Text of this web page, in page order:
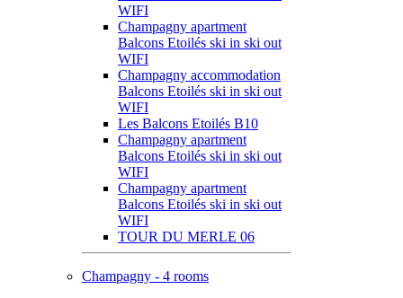
WIFI
Champagny apartment
Balcons Etoilés ski in ski out
WIFI
Champagny accommodation
Balcons Etoilés ski in ski out
WIFI
Les Balcons Etoilés B10
Champagny apartment
Balcons Etoilés ski in ski out
WIFI
Champagny apartment
Balcons Etoilés ski in ski out
WIFI
TOUR DU MERLE 06
Champagny - 4 rooms